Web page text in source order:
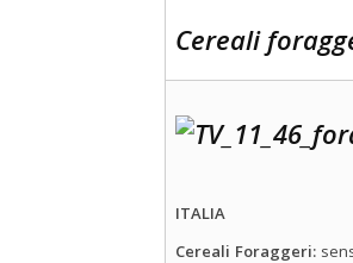
Cereali
ITALIA
Cereali Foraggeri: